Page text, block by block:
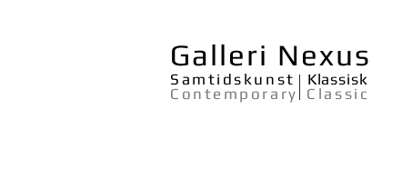
Galleri Nexus
Samtidskunst Klassisk
Contemporary
Classic